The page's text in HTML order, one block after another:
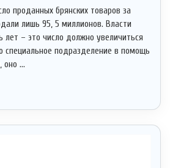
проданных брянских товаров за
лишь 95, 5 миллионов. Власти
лет – это число должно увеличиться
специальное подразделение в помощь
оно ...